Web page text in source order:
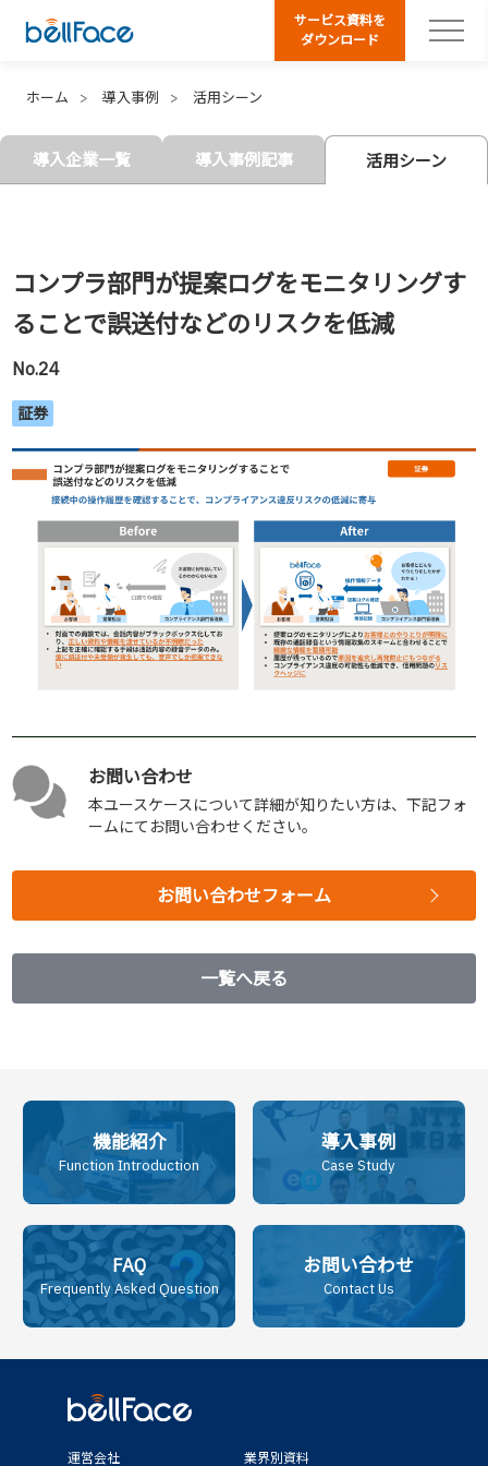
サービス資料を
ダウンロード
ホーム 導入事例 活用シーン
導入企業一覧 導入事例記事 活用シーン
コンプラ部門が提案ログをモニタリングす
ることで誤送付などのリスクを低減
No.24
証券
お問い合わせ
本ユースケースについて詳細が知りたい方は、下記フォ
ームにてお問い合わせください。
お問い合わせフォーム
一覧へ戻る
機能紹介
Function Introduction
導入事例
Case Study
FAQ
Frequently Asked Question
お問い合わせ
Contact Us
運営会社
業界別資料